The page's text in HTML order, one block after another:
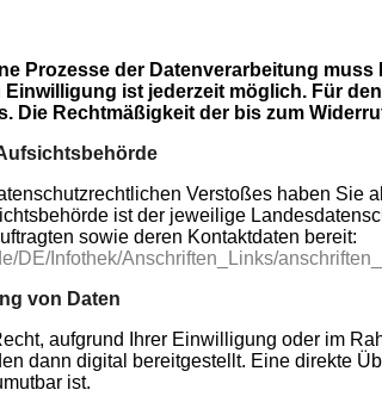
Prozesse der Datenverarbeitung
Einwilligung ist jederzeit möglich. Für
Die Rechtmäßigkeit der bis zum
Verstoßes haben Sie
ist der jeweilige
sowie deren Kontaktdaten bereit:
DE/Infothek/Anschriften_Links/
von Daten
aufgrund Ihrer Einwilligung oder im
dann digital bereitgestellt. Eine direkte
ist.